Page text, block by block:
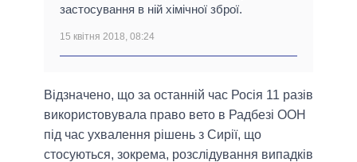
застосування в ній хімічної зброї.
15 квітня 2018, 08:24
Відзначено, що за останній час Росія 11 разів
використовувала право вето в Радбезі ООН
під час ухвалення рішень з Сирії, що
стосуються, зокрема, розслідування випадків